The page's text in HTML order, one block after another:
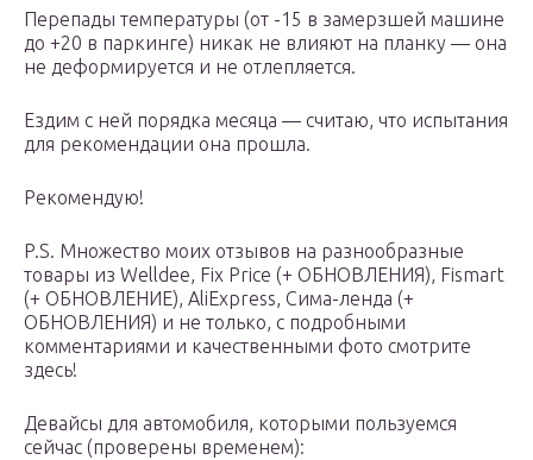
Перепады температуры (от -15 в замерзшей машине
до +20 в паркинге) никак не влияют на планку — она
не деформируется и не отлепляется.
Ездим с ней порядка месяца — считаю, что испытания
для рекомендации она прошла.
Рекомендую!
P.S. Множество моих отзывов на разнообразные
товары из Welldee, Fix Price (+ ОБНОВЛЕНИЯ), Fismart
(+ ОБНОВЛЕНИЕ), AliExpress, Сима-ленда (+
ОБНОВЛЕНИЯ) и не только, с подробными
комментариями и качественными фото смотрите
здесь!
Девайсы для автомобиля, которыми пользуемся
сейчас (проверены временем):